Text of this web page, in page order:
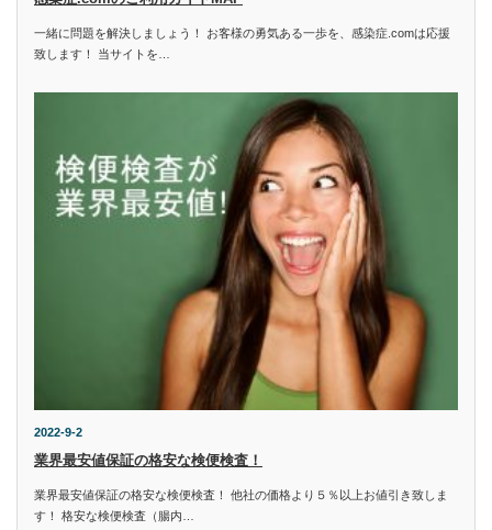
一緒に問題を解決しましょう！ お客様の勇気ある一歩を、感染症.comは応援
致します！ 当サイトを…
2022-9-2
業界最安値保証の格安な検便検査！
業界最安値保証の格安な検便検査！ 他社の価格より５％以上お値引き致しま
す！ 格安な検便検査（腸内…